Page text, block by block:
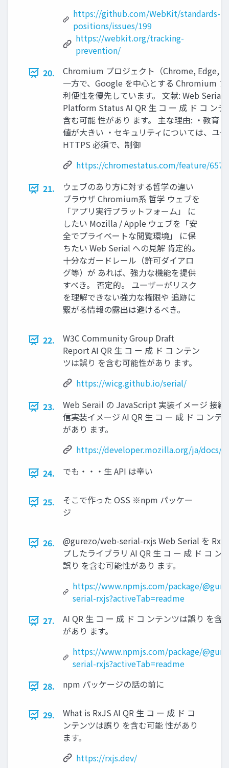
https://github.com/WebKit/standards-
positions/issues/199
https://webkit.org/tracking-
prevention/
20.
Chromium プロジェクト（Chrome, Edge,
一方で、Google を中心とする Chromium
利便性を優先しています。 文献: Web Serial
Platform Status AI QR 生 コ ー 成 ド コ ンテ
含む可能 性があり ます。 主な理由: ・教育
値が大きい ・セキュリティについては、ユ
HTTPS 必須で、制御
https://chromestatus.com/feature/
21.
ウェブのあり方に対する哲学の違い
ブラウザ Chromium系 哲学 ウェブを
「アプリ実行プラットフォーム」 に
したい Mozilla / Apple ウェブを「安
全でプライベートな閲覧環境」 に保
ちたい Web Serial への見解 肯定的。
十分なガードレール（許可ダイアロ
グ等）が あれば、強力な機能を提供
すべき。 否定的。 ユーザーがリスク
を理解できない強力な権限や 追跡に
繋がる情報の露出は避けるべき。
22.
W3C Community Group Draft
Report AI QR 生 コ ー 成 ド コ ンテン
ツは誤り を含む可能性があり ます。
https://wicg.github.io/serial/
23.
Web Serail の JavaScript 実装イメージ 接
信実装イメージ AI QR 生 コ ー 成 ド コ ンテ
があり ます。
https://developer.mozilla.org/ja/docs/
24.
でも・・・生 API は辛い
25.
そこで作った OSS ※npm パッケー
ジ
26.
@gurezo/web-serial-rxjs Web Serial を
プしたライブラリ AI QR 生 コ ー 成 ド コ ン
誤り を含む可能性があり ます。
https://www.npmjs.com/package/
serial-rxjs?activeTab=readme
27.
AI QR 生 コ ー 成 ド コ ンテンツは誤り を含
があり ます。
https://www.npmjs.com/package/
serial-rxjs?activeTab=readme
28.
npm パッケージの話の前に
29.
What is RxJS AI QR 生 コ ー 成 ド コ
ンテンツは誤り を含む可能 性があり
ます。
https://rxjs.dev/